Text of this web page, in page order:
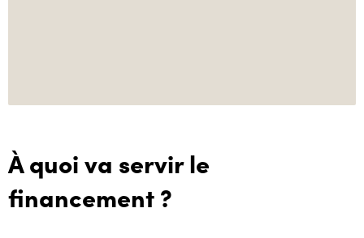
À quoi va servir le
financement ?